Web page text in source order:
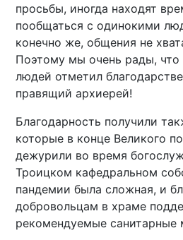
просьбы, иногда находят
пообщаться с одинокими
конечно же, общения не
Поэтому мы очень рады, что
людей отметил
правящий архиерей!
Благодарность получили
которые в конце Великого
дежурили во время
Троицком кафедральном
пандемии была сложная, и
добровольцам в храме
рекомендуемые санитарные